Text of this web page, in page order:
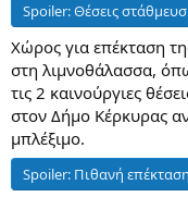
Spoiler:Θέσεις
Χώρος για επέκταση
στη λιμνοθάλασσα,
τις 2 καινούργιες
στον Δήμο Κέρκυρας
μπλέξιμο.
Spoiler: Πιθανή